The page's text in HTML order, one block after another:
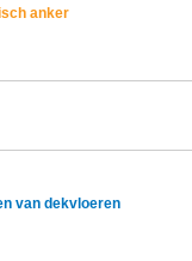
anker
van dekvloeren